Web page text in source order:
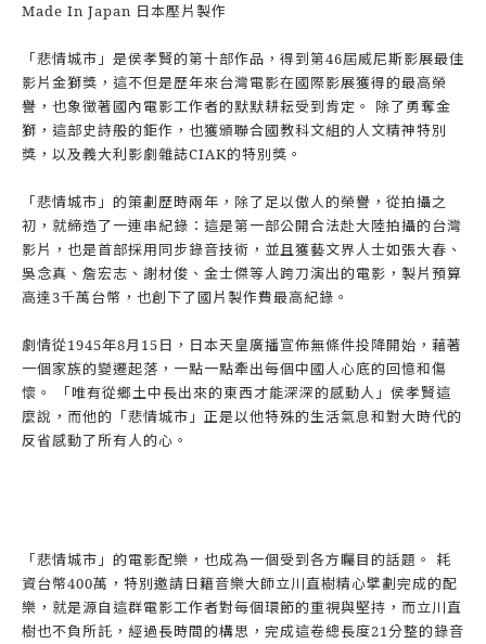
Made In Japan 日本壓片製作
「悲情城市」是侯孝賢的第十部作品，得到第46屆威尼斯影展最佳
影片金獅獎，這不但是歷年來台灣電影在國際影展獲得的最高榮
譽，也象徵著國內電影工作者的默默耕耘受到肯定。 除了勇奪金
獅，這部史詩般的鉅作，也獲頒聯合國教科文組的人文精神特別
獎，以及義大利影劇雜誌CIAK的特別獎。
「悲情城市」的策劃歷時兩年，除了足以傲人的榮譽，從拍攝之
初，就締造了一連串紀錄：這是第一部公開合法赴大陸拍攝的台灣
影片，也是首部採用同步錄音技術，並且獲藝文界人士如張大春、
吳念真、詹宏志、謝材俊、金士傑等人跨刀演出的電影，製片預算
高達3千萬台幣，也創下了國片製作費最高紀錄。
劇情從1945年8月15日，日本天皇廣播宣佈無條件投降開始，藉著
一個家族的變遷起落，一點一點牽出每個中國人心底的回憶和傷
懷。 「唯有從鄉土中長出來的東西才能深深的感動人」侯孝賢這
麼說，而他的「悲情城市」正是以他特殊的生活氣息和對大時代的
反省感動了所有人的心。
「悲情城市」的電影配樂，也成為一個受到各方矚目的話題。 耗
資台幣400萬，特別邀請日籍音樂大師立川直樹精心擘劃完成的配
樂，就是源自這群電影工作者對每個環節的重視與堅持，而立川直
樹也不負所託，經過長時間的構思，完成這卷總長度21分整的錄音